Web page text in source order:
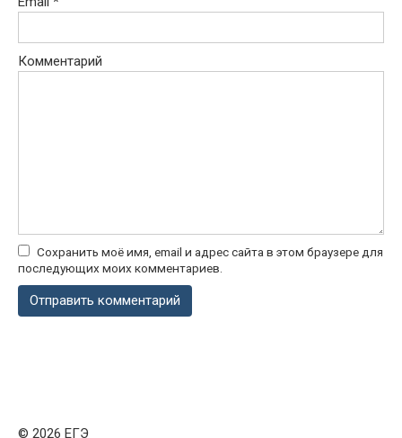
Комментарий
Сохранить моё имя, email и адрес сайта в этом браузере для
последующих моих комментариев.
© 2026 ЕГЭ